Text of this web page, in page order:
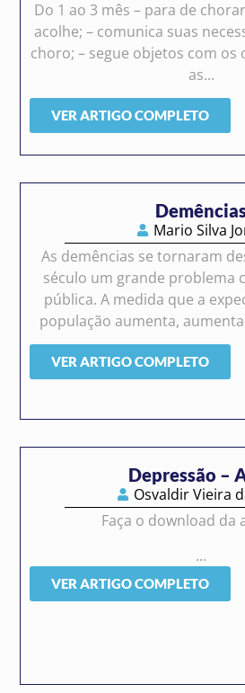
Do 1 ao 3 mês – para de
acolhe; – comunica suas
choro; – segue objetos com os
as...
VER ARTIGO COMPLETO
Mario Silva
As demências se tornaram
século um grande problema
pública. A medida que a
população aumenta,
VER ARTIGO COMPLETO
Depressão –
Osvaldir Vieira
Faça o download da
...
VER ARTIGO COMPLETO